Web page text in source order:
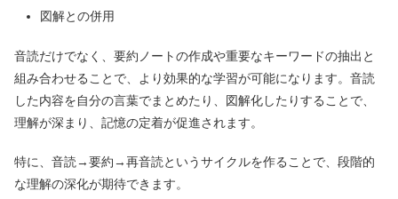
図解との併用
音読だけでなく、要約ノートの作成や重要なキーワードの抽出と
組み合わせることで、より効果的な学習が可能になります。音読
した内容を自分の言葉でまとめたり、図解化したりすることで、
理解が深まり、記憶の定着が促進されます。
特に、音読→要約→再音読というサイクルを作ることで、段階的
な理解の深化が期待できます。